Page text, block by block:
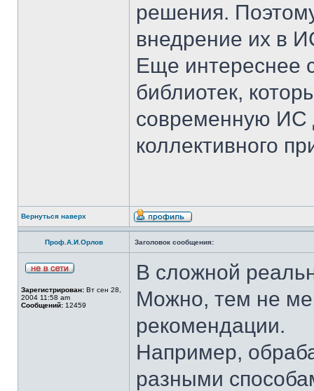
решения.
внедрение их в
Еще интереснее
библиотек,
современную ИС
коллективного
Вернуться наверх
Проф.А.И.Орлов Заголовок сообщения:
Зарегистрирован: Вт сен 28,
2004 11:58 am
Сообщений: 12459
В сложной
Можно, тем не
рекомендации.
Например,
разными